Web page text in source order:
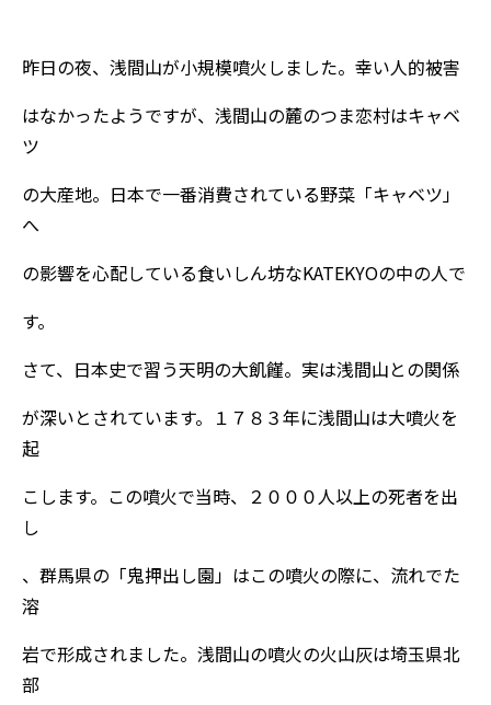
昨日の夜、浅間山が小規模噴火しました。幸い人的被害
はなかったようですが、浅間山の麓のつま恋村はキャベ
ツ
の大産地。日本で一番消費されている野菜「キャベツ」
へ
の影響を心配している食いしん坊なKATEKYOの中の人で
す。
さて、日本史で習う天明の大飢饉。実は浅間山との関係
が深いとされています。１７８３年に浅間山は大噴火を
起
こします。この噴火で当時、２０００人以上の死者を出
し
、群馬県の「鬼押出し園」はこの噴火の際に、流れでた
溶
岩で形成されました。浅間山の噴火の火山灰は埼玉県北
部